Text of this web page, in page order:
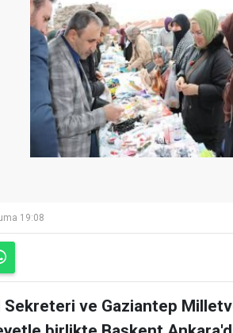
19:08
Sekreteri ve Gaziantep